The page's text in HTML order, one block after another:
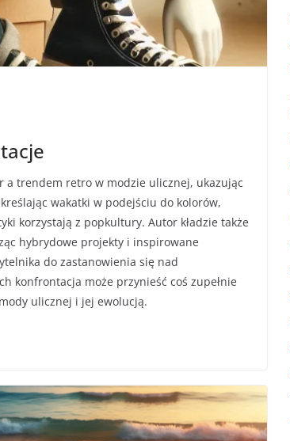
a trendem retro w modzie ulicznej, ukazując
wakatki w podejściu do kolorów,
korzystają z popkultury. Autor kładzie także
hybrydowe projekty i inspirowane
do zastanowienia się nad
konfrontacja może przynieść coś zupełnie
ulicznej i jej ewolucją.